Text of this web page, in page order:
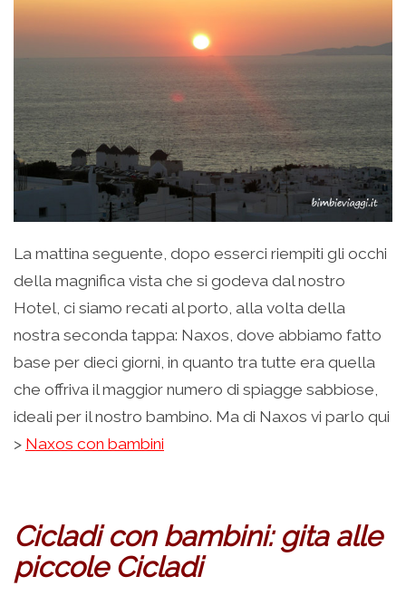
La mattina seguente, dopo esserci riempiti gli occhi
della magnifica vista che si godeva dal nostro
Hotel, ci siamo recati al porto, alla volta della
nostra seconda tappa: Naxos, dove abbiamo fatto
base per dieci giorni, in quanto tra tutte era quella
che offriva il maggior numero di spiagge sabbiose,
ideali per il nostro bambino. Ma di Naxos vi parlo qui
> Naxos con bambini
Cicladi con bambini: gita alle
piccole Cicladi